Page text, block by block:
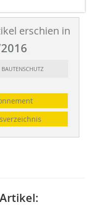
erschien in